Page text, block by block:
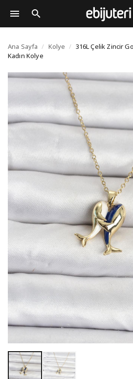
316L Çelik
Ana Sayfa / Kolye / 316L Çelik Zincir
Kadın Kolye